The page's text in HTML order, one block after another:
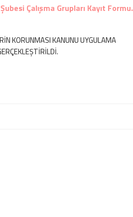
Çalışma Grupları Kayıt Formu.
KORUNMASI KANUNU UYGULAMA